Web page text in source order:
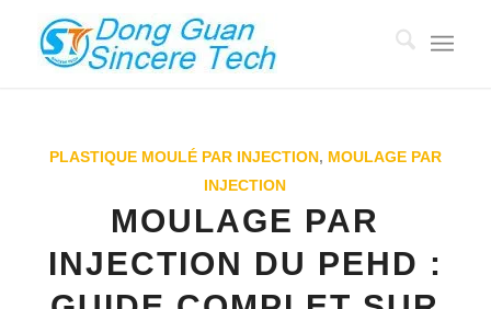
PLASTIQUE MOULÉ PAR INJECTION, MOULAGE PAR
INJECTION
MOULAGE PAR
INJECTION DU PEHD :